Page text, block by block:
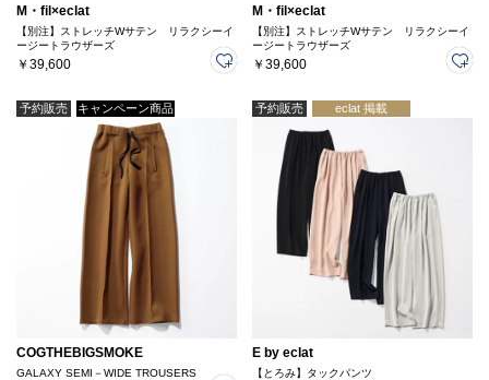
M・fil×eclat
【別注】ストレッチWサテン リラクシーイ
ージートラウザーズ
￥39,600
M・fil×eclat
【別注】ストレッチWサテン リラクシーイ
ージートラウザーズ
￥39,600
予約販売 キャンペーン商品
COGTHEBIGSMOKE
GALAXY SEMI－WIDE TROUSERS
予約販売 eclat 掲載
E by eclat
【とろみ】タックパンツ